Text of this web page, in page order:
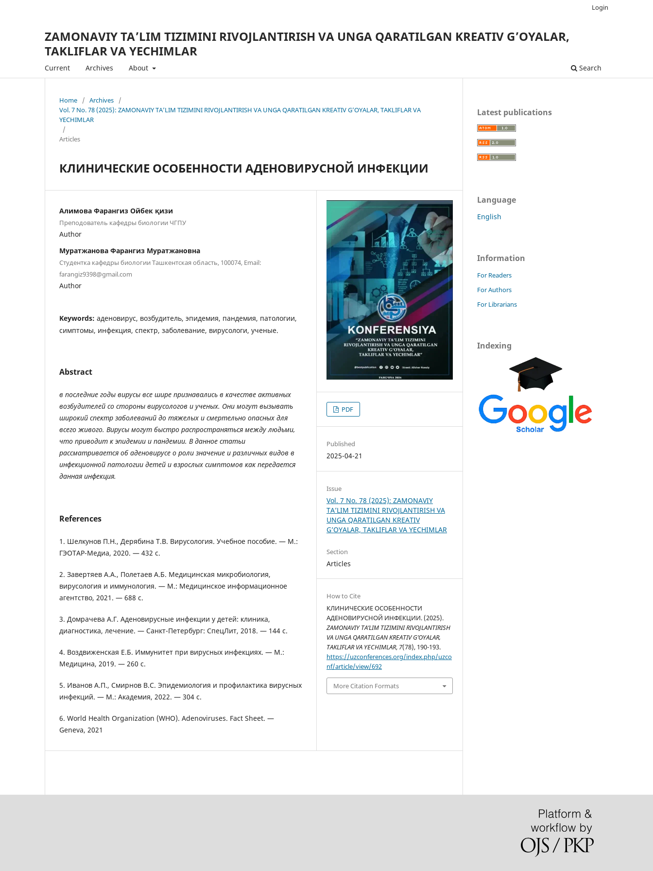
ZAMONAVIY TA’LIM TIZIMINI RIVOJLANTIRISH VA UNGA QARATILGAN KREATIV G’OYALAR,
TAKLIFLAR VA YECHIMLAR
Current Archives About Search
Login
Home / Archives
/
Vol. 7 No. 78 (2025): ZAMONAVIY TA’LIM TIZIMINI RIVOJLANTIRISH VA UNGA QARATILGAN KREATIV G’OYALAR, TAKLIFLAR VA
YECHIMLAR
/
Articles
КЛИНИЧЕСКИЕ ОСОБЕННОСТИ АДЕНОВИРУСНОЙ ИНФЕКЦИИ
Алимова Фарангиз Ойбек қизи
Преподователь кафедры биологии ЧГПУ
Author
Муратжанова Фарангиз Муратжановна
Студентка кафедры биологии Ташкентская область, 100074, Email:
farangiz9398@gmail.com
Author
Keywords: аденовирус, возбудитель, эпидемия, пандемия, патологии,
симптомы, инфекция, спектр, заболевание, вирусологи, ученые.
Abstract
в последние годы вирусы все шире признавались в качестве активных
возбудителей со стороны вирусологов и ученых. Они могут вызывать
широкий спектр заболеваний до тяжелых и смертельно опасных для
всего живого. Вирусы могут быстро распространяться между людьми,
что приводит к эпидемии и пандемии. В данное статьи
рассматривается об аденовирусе о роли значение и различных видов в
инфекционной патологии детей и взрослых симптомов как передается
данная инфекция.
References
1. Шелкунов П.Н., Дерябина Т.В. Вирусология. Учебное пособие. — М.:
ГЭОТАР-Медиа, 2020. — 432 с.
2. Завертяев А.А., Полетаев А.Б. Медицинская микробиология,
вирусология и иммунология. — М.: Медицинское информационное
агентство, 2021. — 688 с.
3. Домрачева А.Г. Аденовирусные инфекции у детей: клиника,
диагностика, лечение. — Санкт-Петербург: СпецЛит, 2018. — 144 с.
4. Воздвиженская Е.Б. Иммунитет при вирусных инфекциях. — М.:
Медицина, 2019. — 260 с.
5. Иванов А.П., Смирнов В.С. Эпидемиология и профилактика вирусных
инфекций. — М.: Академия, 2022. — 304 с.
6. World Health Organization (WHO). Adenoviruses. Fact Sheet. —
Geneva, 2021
PDF
Published
2025-04-21
Issue
Vol. 7 No. 78 (2025): ZAMONAVIY
TA’LIM TIZIMINI RIVOJLANTIRISH VA
UNGA QARATILGAN KREATIV
G’OYALAR, TAKLIFLAR VA YECHIMLAR
Section
Articles
How to Cite
КЛИНИЧЕСКИЕ ОСОБЕННОСТИ
АДЕНОВИРУСНОЙ ИНФЕКЦИИ. (2025).
ZAMONAVIY TA’LIM TIZIMINI RIVOJLANTIRISH
VA UNGA QARATILGAN KREATIV G’OYALAR,
TAKLIFLAR VA YECHIMLAR, 7(78), 190-193.
https://uzconferences.org/index.php/uzco
nf/article/view/692
More Citation Formats
Latest publications
Language
English
Information
For Readers
For Authors
For Librarians
Indexing